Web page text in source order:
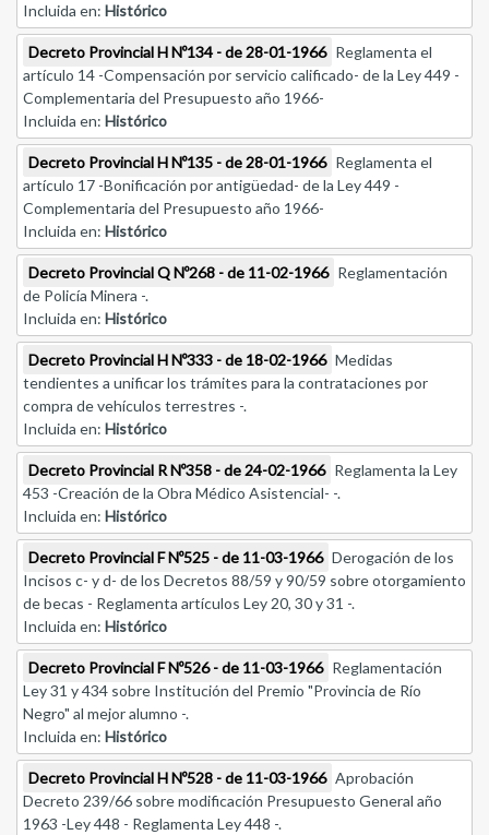
Incluida en: Histórico
Decreto Provincial H Nº134 - de 28-01-1966 Reglamenta el
artículo 14 -Compensación por servicio calificado- de la Ley 449 -
Complementaria del Presupuesto año 1966-
Incluida en: Histórico
Decreto Provincial H Nº135 - de 28-01-1966 Reglamenta el
artículo 17 -Bonificación por antigüedad- de la Ley 449 -
Complementaria del Presupuesto año 1966-
Incluida en: Histórico
Decreto Provincial Q Nº268 - de 11-02-1966 Reglamentación
de Policía Minera -.
Incluida en: Histórico
Decreto Provincial H Nº333 - de 18-02-1966 Medidas
tendientes a unificar los trámites para la contrataciones por
compra de vehículos terrestres -.
Incluida en: Histórico
Decreto Provincial R Nº358 - de 24-02-1966 Reglamenta la Ley
453 -Creación de la Obra Médico Asistencial- -.
Incluida en: Histórico
Decreto Provincial F Nº525 - de 11-03-1966 Derogación de los
Incisos c- y d- de los Decretos 88/59 y 90/59 sobre otorgamiento
de becas - Reglamenta artículos Ley 20, 30 y 31 -.
Incluida en: Histórico
Decreto Provincial F Nº526 - de 11-03-1966 Reglamentación
Ley 31 y 434 sobre Institución del Premio "Provincia de Río
Negro" al mejor alumno -.
Incluida en: Histórico
Decreto Provincial H Nº528 - de 11-03-1966 Aprobación
Decreto 239/66 sobre modificación Presupuesto General año
1963 -Ley 448 - Reglamenta Ley 448 -.